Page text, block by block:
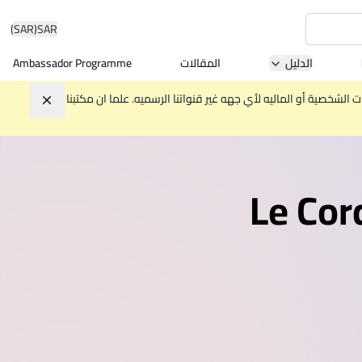
SAR
(SAR)
Asia
الدليل المقالات
Ambassador Programme
أو الماليه لأي جهه غير قنواتنا الرسميه. علما ان مكتبنا
تجاهل